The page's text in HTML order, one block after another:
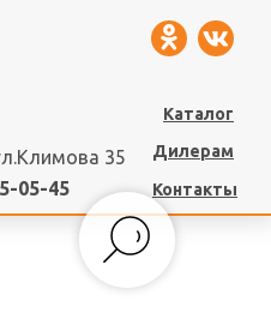
35
05-45
Дилерам
Контакты
Каталог